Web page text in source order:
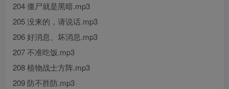
204 僵尸就是黑暗.mp3
205 没来的，请说话.mp3
206 好消息、坏消息.mp3
207 不准吃饭.mp3
208 植物战士方阵.mp3
209 防不胜防.mp3